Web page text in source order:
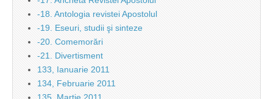
-18. Antologia revistei Apostolul
-19. Eseuri, studii şi sinteze
-20. Comemorări
-21. Divertisment
133, Ianuarie 2011
134, Februarie 2011